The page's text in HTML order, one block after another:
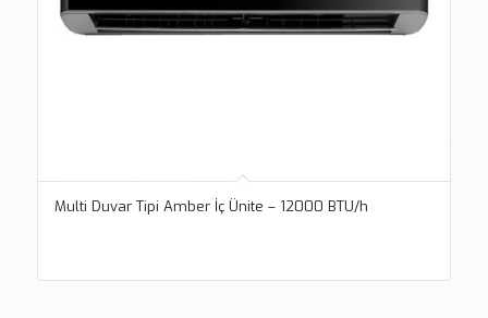
Multi Duvar Tipi Amber İç Ünite – 12000 BTU/h